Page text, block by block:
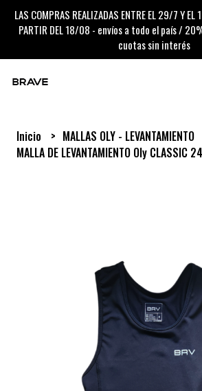
LAS COMPRAS REALIZADAS ENTRE EL 29/7 Y EL
PARTIR DEL 18/08 - envíos a todo el país /
cuotas sin interés
Inicio MALLAS OLY - LEVANTAMIENTO
MALLA DE LEVANTAMIENTO Oly CLASSIC